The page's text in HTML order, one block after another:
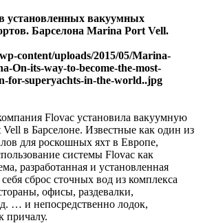
установленных вакуумных
Барселона Marina Port Vell.
Flovac установила вакуумную
в Барселоне. Известные как один из
для роскошных яхт в Европе,
системы Flovac как
разработанная и установленная
сброс сточных вод из комплекса
офисы, раздевалки,
… и непосредственно лодок,
причалу.